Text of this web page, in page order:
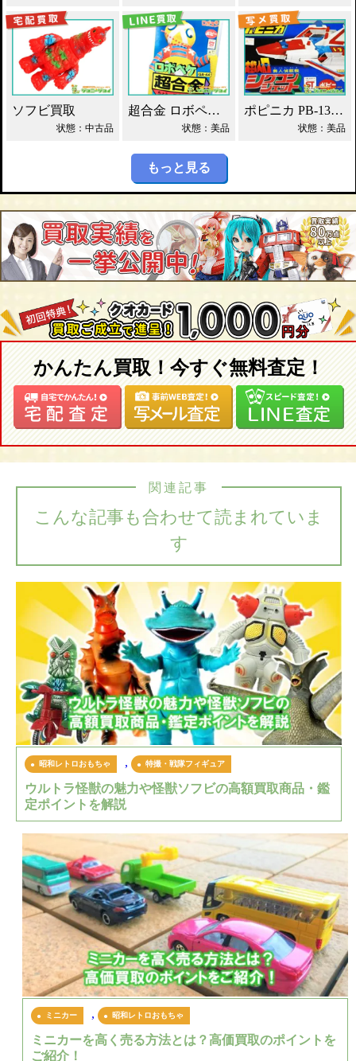
ソフビ買取
状態：中古品
超合金 ロボペケ GA-44 がんばれ!!ロボコン 買取！
状態：美品
ポピニカ PB-13 シグコンジェット 買取！
状態：美品
もっと見る
かんたん買取！今すぐ無料査定！
こんな記事も合わせて読まれていま
す
関連記事
昭和レトロおもちゃ , 特撮・戦隊フィギュア
ウルトラ怪獣の魅力や怪獣ソフビの高額買取商品・鑑
定ポイントを解説
ミニカー , 昭和レトロおもちゃ
ミニカーを高く売る方法とは？高価買取のポイントを
ご紹介！